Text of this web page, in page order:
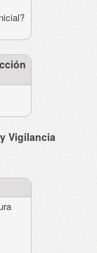
Vigilancia